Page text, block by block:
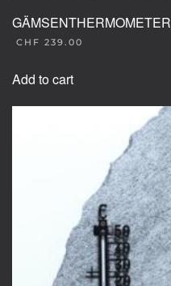
GÄMSENTHERMOMETER
CHF 239.00
Add to cart